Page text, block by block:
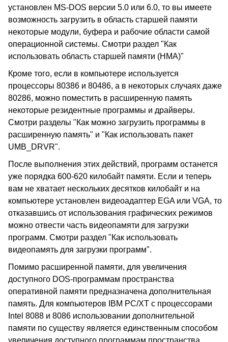
установлен MS-DOS версии 5.0 или 6.0, то вы имеете
возможность загрузить в область старшей памяти
некоторые модули, буфера и рабочие области самой
операционной системы. Смотри раздел "Как
использовать область старшей памяти (HMA)"
Кроме того, если в компьютере используется
процессоры 80386 и 80486, а в некоторых случаях даже
80286, можно поместить в расширенную память
некоторые резидентные программы и драйверы.
Смотри разделы "Как можно загрузить программы в
расширенную память" и "Как использовать пакет
UMB_DRVR".
После выполнения этих действий, программ останется
уже порядка 600-620 килобайт памяти. Если и теперь
вам не хватает нескольких десятков килобайт и на
компьютере установлен видеоадаптер EGA или VGA, то
отказавшись от использования графических режимов
можно отвести часть видеопамяти для загрузки
программ. Смотри раздел "Как использовать
видеопамять для загрузки программ".
Помимо расширенной памяти, для увеличения
доступного DOS-программам пространства
оперативной памяти предназначена дополнительная
память. Для компьютеров IBM PC/XT с процессорами
Intel 8088 и 8086 использовании дополнительной
памяти по существу является единственным способом
увеличения доступного программам пространства